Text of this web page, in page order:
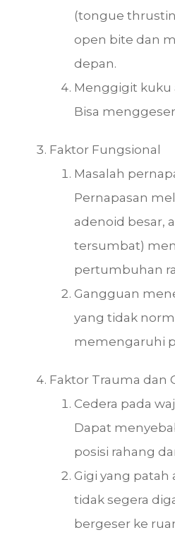
(tongue
open bite dan
depan.
Menggigit kuku
Bisa
Faktor Fungsional
Masalah
Pernapasan
adenoid besar,
tersumbat)
pertumbuhan
Gangguan
yang tidak
memengaruhi
Faktor Trauma dan
Cedera pada
Dapat
posisi rahang
Gigi yang patah
tidak segera
bergeser ke